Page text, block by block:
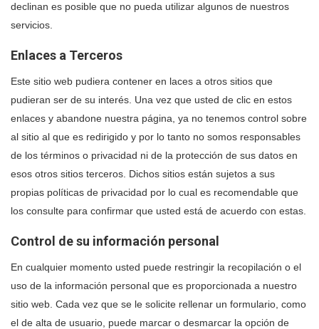
declinan es posible que no pueda utilizar algunos de nuestros
servicios.
Enlaces a Terceros
Este sitio web pudiera contener en laces a otros sitios que
pudieran ser de su interés. Una vez que usted de clic en estos
enlaces y abandone nuestra página, ya no tenemos control sobre
al sitio al que es redirigido y por lo tanto no somos responsables
de los términos o privacidad ni de la protección de sus datos en
esos otros sitios terceros. Dichos sitios están sujetos a sus
propias políticas de privacidad por lo cual es recomendable que
los consulte para confirmar que usted está de acuerdo con estas.
Control de su información personal
En cualquier momento usted puede restringir la recopilación o el
uso de la información personal que es proporcionada a nuestro
sitio web. Cada vez que se le solicite rellenar un formulario, como
el de alta de usuario, puede marcar o desmarcar la opción de